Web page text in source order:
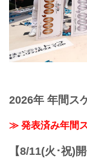
2026年 年間ス
≫ 発表済み年間
【8/11(火･祝)